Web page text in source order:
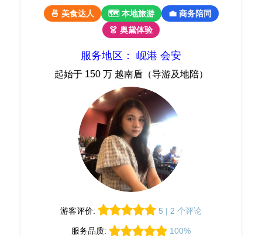
🍜 美食达人 🗺 本地旅游
💼 商务陪同
👗 奥黛体验
服务地区： 岘港 会安
起始于 150 万 越南盾（导游及地陪）
游客评价: 5 | 2 个评论
服务品质:
100%